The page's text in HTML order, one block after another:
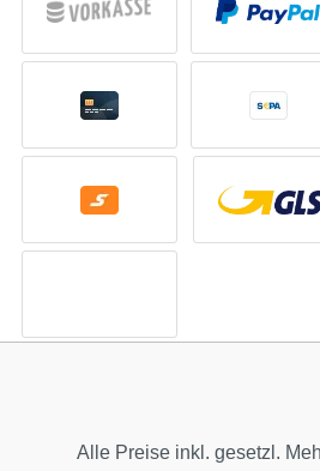
Alle Preise inkl. gesetzl.